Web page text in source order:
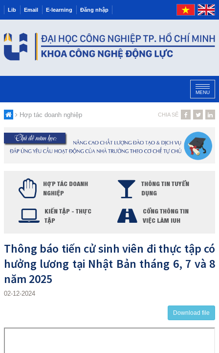
Lib Email E-learning Đăng nhập
MENU
Hợp tác doanh nghiệp CHIA SẺ
HỢP TÁC DOANH
NGHIỆP
THÔNG TIN TUYỂN
DỤNG
KIẾN TẬP - THỰC
TẬP
CỔNG THÔNG TIN
VIỆC LÀM IUH
Thông báo tiến cử sinh viên đi thực tập có
hưởng lương tại Nhật Bản tháng 6, 7 và 8
năm 2025
02-12-2024
Download file